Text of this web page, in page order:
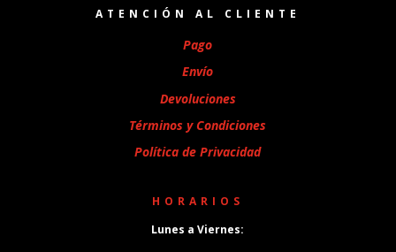
ATENCIÓN AL CLIENTE
Pago
Envío
Devoluciones
Términos y Condiciones
Política de Privacidad
HORARIOS
Lunes a Viernes: